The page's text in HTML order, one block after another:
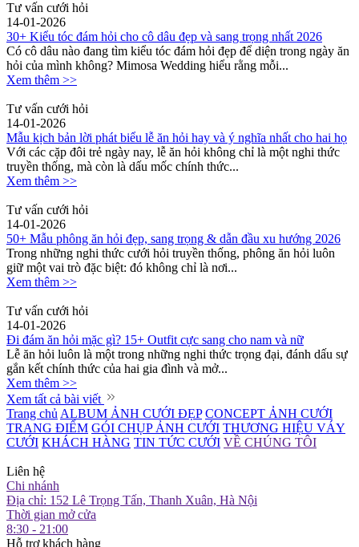
Tư vấn cưới hỏi
14-01-2026
30+ Kiểu tóc đám hỏi cho cô dâu đẹp và sang trọng nhất 2026
Có cô dâu nào đang tìm kiểu tóc đám hỏi đẹp để diện trong ngày ăn
hỏi của mình không? Mimosa Wedding hiểu rằng mỗi...
Xem thêm >>
Tư vấn cưới hỏi
14-01-2026
Mẫu kịch bản lời phát biểu lễ ăn hỏi hay và ý nghĩa nhất cho hai họ
Với các cặp đôi trẻ ngày nay, lễ ăn hỏi không chỉ là một nghi thức
truyền thống, mà còn là dấu mốc chính thức...
Xem thêm >>
Tư vấn cưới hỏi
14-01-2026
50+ Mẫu phông ăn hỏi đẹp, sang trọng & dẫn đầu xu hướng 2026
Trong những nghi thức cưới hỏi truyền thống, phông ăn hỏi luôn
giữ một vai trò đặc biệt: đó không chỉ là nơi...
Xem thêm >>
Tư vấn cưới hỏi
14-01-2026
Đi đám ăn hỏi mặc gì? 15+ Outfit cực sang cho nam và nữ
Lễ ăn hỏi luôn là một trong những nghi thức trọng đại, đánh dấu sự
gắn kết chính thức của hai gia đình và mở...
Xem thêm >>
Xem tất cả bài viết
Trang chủ ALBUM ẢNH CƯỚI ĐẸP CONCEPT ẢNH CƯỚI
TRANG ĐIỂM GÓI CHỤP ẢNH CƯỚI THƯƠNG HIỆU VÁY
CƯỚI KHÁCH HÀNG TIN TỨC CƯỚI VỀ CHÚNG TÔI
Liên hệ
Chi nhánh
Địa chỉ: 152 Lê Trọng Tấn, Thanh Xuân, Hà Nội
Thời gian mở cửa
8:30 - 21:00
Hỗ trợ khách hàng